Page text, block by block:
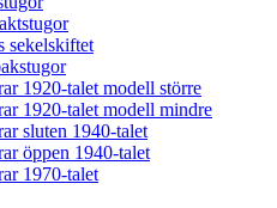
sekelskiftet
1920-talet modell större
1920-talet modell mindre
sluten 1940-talet
öppen 1940-talet
1970-talet